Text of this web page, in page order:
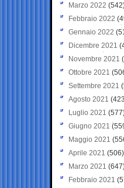
Marzo 2022
Febbraio 2022
Gennaio 2022
Dicembre 2021
Novembre 2021
Ottobre 2021
Settembre 2021
Agosto 2021
Luglio 2021
Giugno 2021
Maggio 2021
Aprile 2021 (506)
Marzo 2021
Febbraio 2021